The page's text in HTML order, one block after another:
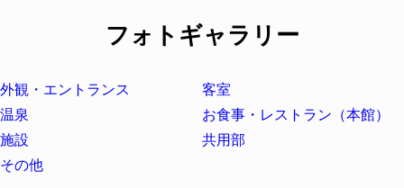
フォトギャラリー
外観・エントランス
客室
温泉
お食事・レストラン （本館）
施設
共用部
その他